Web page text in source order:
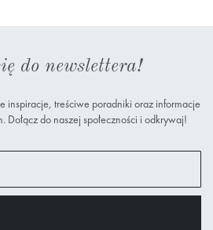
do newslettera!
inspiracje, treściwe poradniki oraz informacje
do naszej społeczności i odkrywaj!